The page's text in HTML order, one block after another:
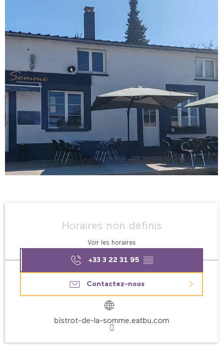
Horaires non définis
Voir les horaires
+33 3 22 31 95 ▒▒
Contactez-nous
bistrot-de-la-somme.eatbu.com